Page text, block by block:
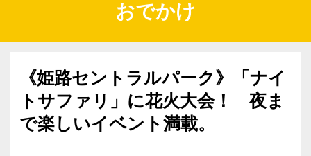
おでかけ
《姫路セントラルパーク》「ナイ
トサファリ」に花火大会！ 夜ま
で楽しいイベント満載。